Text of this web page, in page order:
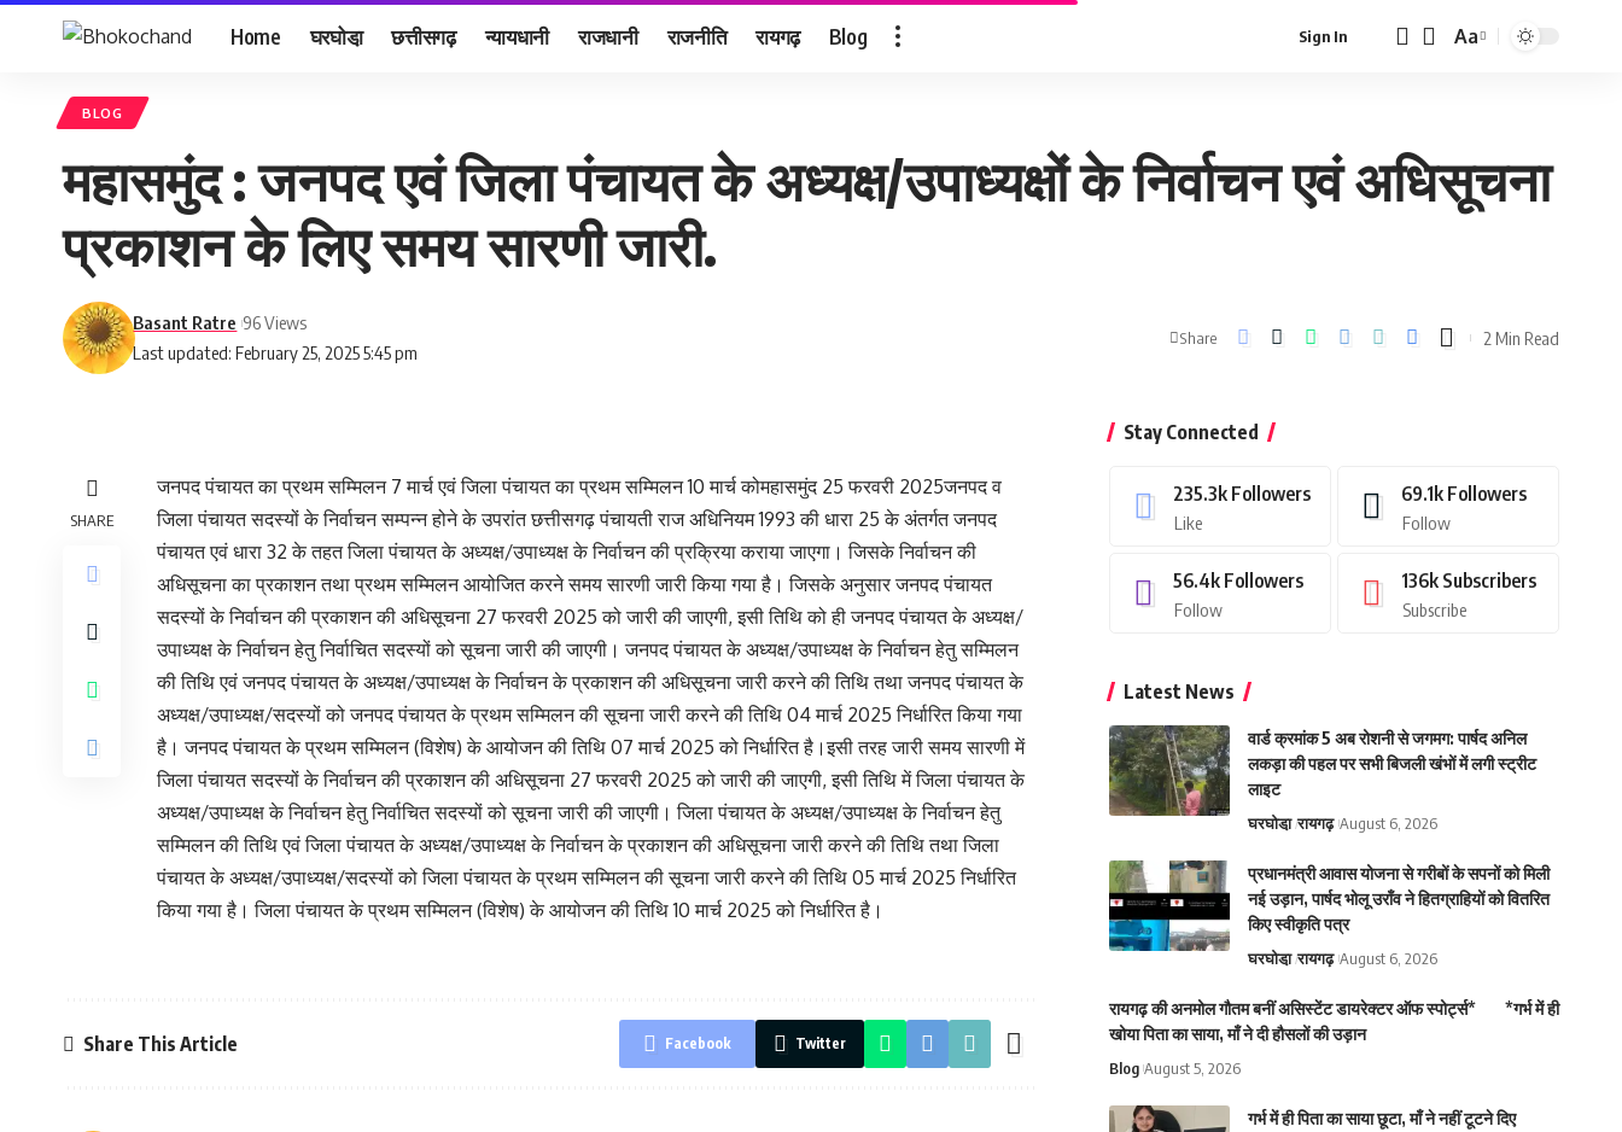
Home घरघोडा़ छत्तीसगढ़ न्यायधानी राजधानी राजनीति रायगढ़ Blog Sign In
Font
Aa
BLOG
महासमुंद : जनपद एवं जिला पंचायत के अध्यक्ष/उपाध्यक्षों के निर्वाचन एवं अधिसूचना
प्रकाशन के लिए समय सारणी जारी.
Last updated: February 25, 2025 5:45 pm
Basant Ratre 96 Views
Share 2 Min Read
SHARE
जनपद पंचायत का प्रथम सम्मिलन 7 मार्च एवं जिला पंचायत का प्रथम सम्मिलन 10 मार्च कोमहासमुंद 25 फरवरी 2025जनपद व
जिला पंचायत सदस्यों के निर्वाचन सम्पन्न होने के उपरांत छत्तीसगढ़ पंचायती राज अधिनियम 1993 की धारा 25 के अंतर्गत जनपद
पंचायत एवं धारा 32 के तहत जिला पंचायत के अध्यक्ष/उपाध्यक्ष के निर्वाचन की प्रक्रिया कराया जाएगा। जिसके निर्वाचन की
अधिसूचना का प्रकाशन तथा प्रथम सम्मिलन आयोजित करने समय सारणी जारी किया गया है। जिसके अनुसार जनपद पंचायत
सदस्यों के निर्वाचन की प्रकाशन की अधिसूचना 27 फरवरी 2025 को जारी की जाएगी, इसी तिथि को ही जनपद पंचायत के अध्यक्ष/
उपाध्यक्ष के निर्वाचन हेतु निर्वाचित सदस्यों को सूचना जारी की जाएगी। जनपद पंचायत के अध्यक्ष/उपाध्यक्ष के निर्वाचन हेतु सम्मिलन
की तिथि एवं जनपद पंचायत के अध्यक्ष/उपाध्यक्ष के निर्वाचन के प्रकाशन की अधिसूचना जारी करने की तिथि तथा जनपद पंचायत के
अध्यक्ष/उपाध्यक्ष/सदस्यों को जनपद पंचायत के प्रथम सम्मिलन की सूचना जारी करने की तिथि 04 मार्च 2025 निर्धारित किया गया
है। जनपद पंचायत के प्रथम सम्मिलन (विशेष) के आयोजन की तिथि 07 मार्च 2025 को निर्धारित है।इसी तरह जारी समय सारणी में
जिला पंचायत सदस्यों के निर्वाचन की प्रकाशन की अधिसूचना 27 फरवरी 2025 को जारी की जाएगी, इसी तिथि में जिला पंचायत के
अध्यक्ष/उपाध्यक्ष के निर्वाचन हेतु निर्वाचित सदस्यों को सूचना जारी की जाएगी। जिला पंचायत के अध्यक्ष/उपाध्यक्ष के निर्वाचन हेतु
सम्मिलन की तिथि एवं जिला पंचायत के अध्यक्ष/उपाध्यक्ष के निर्वाचन के प्रकाशन की अधिसूचना जारी करने की तिथि तथा जिला
पंचायत के अध्यक्ष/उपाध्यक्ष/सदस्यों को जिला पंचायत के प्रथम सम्मिलन की सूचना जारी करने की तिथि 05 मार्च 2025 निर्धारित
किया गया है। जिला पंचायत के प्रथम सम्मिलन (विशेष) के आयोजन की तिथि 10 मार्च 2025 को निर्धारित है।
Share This Article Facebook Twitter
Stay Connected
235.3k Followers
Like
69.1k Followers
Follow
56.4k Followers
Follow
136k Subscribers
Subscribe
Latest News
वार्ड क्रमांक 5 अब रोशनी से जगमग: पार्षद अनिल
लकड़ा की पहल पर सभी बिजली खंभों में लगी स्ट्रीट
लाइट
घरघोडा़ रायगढ़ August 6, 2026
प्रधानमंत्री आवास योजना से गरीबों के सपनों को मिली
नई उड़ान, पार्षद भोलू उराँव ने हितग्राहियों को वितरित
किए स्वीकृति पत्र
घरघोडा़ रायगढ़ August 6, 2026
रायगढ़ की अनमोल गौतम बनीं असिस्टेंट डायरेक्टर ऑफ स्पोर्ट्स* *गर्भ में ही
खोया पिता का साया, माँ ने दी हौसलों की उड़ान
Blog August 5, 2026
गर्भ में ही पिता का साया छूटा, माँ ने नहीं टूटने दिए